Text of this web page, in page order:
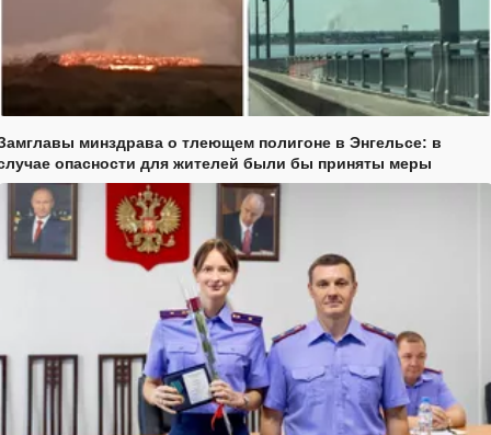
минздрава о тлеющем полигоне в Энгельсе: в
опасности для жителей были бы приняты меры